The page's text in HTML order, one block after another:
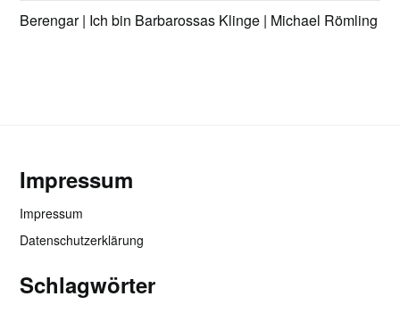
Berengar | Ich bin Barbarossas Klinge | Michael Römling
Impressum
Impressum
Datenschutzerklärung
Schlagwörter